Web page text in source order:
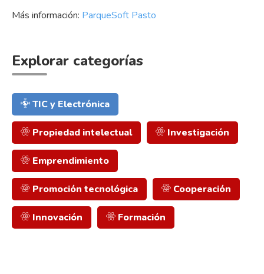
Más información: ParqueSoft Pasto
Explorar categorías
TIC y Electrónica
Propiedad intelectual Investigación
Emprendimiento
Promoción tecnológica Cooperación
Innovación Formación